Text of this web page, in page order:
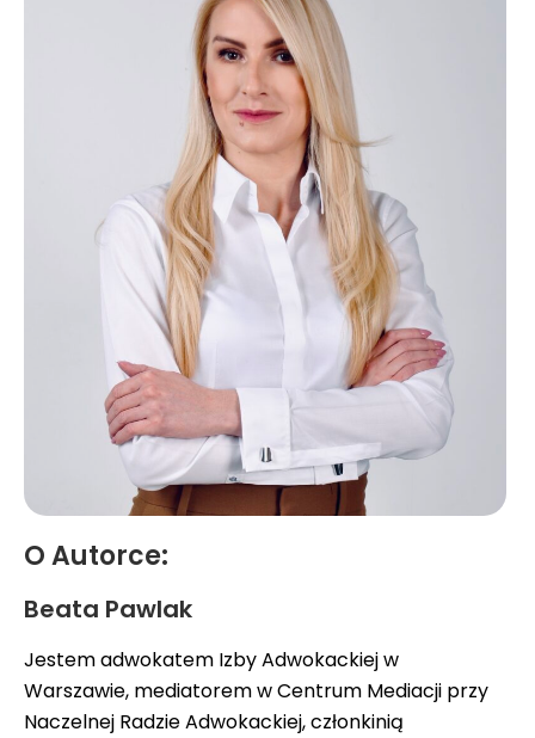
O Autorce:
Beata Pawlak
Jestem adwokatem Izby Adwokackiej w
Warszawie, mediatorem w Centrum Mediacji przy
Naczelnej Radzie Adwokackiej, członkinią